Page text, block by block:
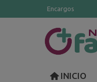
Encargos
INICIO